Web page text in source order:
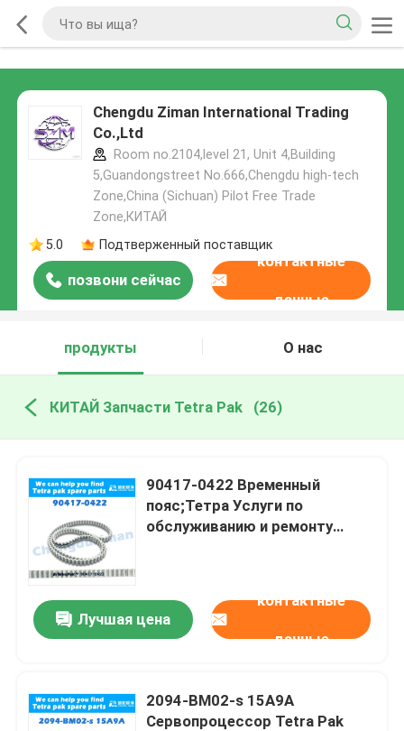
Chengdu Ziman International Trading
Co.,Ltd
Room no.2104,level 21, Unit 4,Building
5,Guandongstreet No.666,Chengdu high-tech
Zone,China (Sichuan) Pilot Free Trade
Zone,КИТАЙ
5.0
Подтверженный поставщик
позвони сейчас
контактные
данные
продукты О нас
КИТАЙ Запчасти Tetra Pak (26)
90417-0422 Временный
пояс;Тетра Услуги по
обслуживанию и ремонту
Лучшая цена
контактные
данные
2094-BM02-s 15A9A
Сервопроцессор Tetra Pak